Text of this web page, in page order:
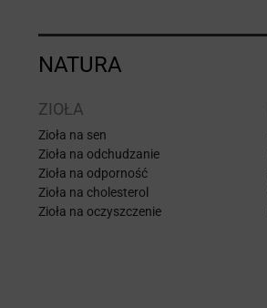
NATURA
ZIOŁA
Zioła na sen
Zioła na odchudzanie
Zioła na odporność
Zioła na cholesterol
Zioła na oczyszczenie